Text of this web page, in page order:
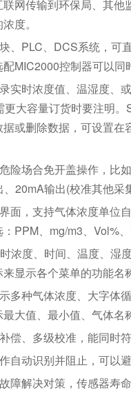
网传输到环保局、其
度。
、PLC、DCS系统，可
MIC2000控制器可以同
实时浓度值、温湿度、
大容量订货时要注明
或删除数据，可设置
险场合免开盖操作，比
20mA输出(校准其他采
面，支持气体浓度单位
PPM、mg/m3、Vol%
浓度、时间、温度、湿
显示各个菜单的功能名
多种气体浓度、大字体
大值、最小值、气体名
偿、多级校准，能同时
自动识别并阻止，可以
障解决对策，传感器寿